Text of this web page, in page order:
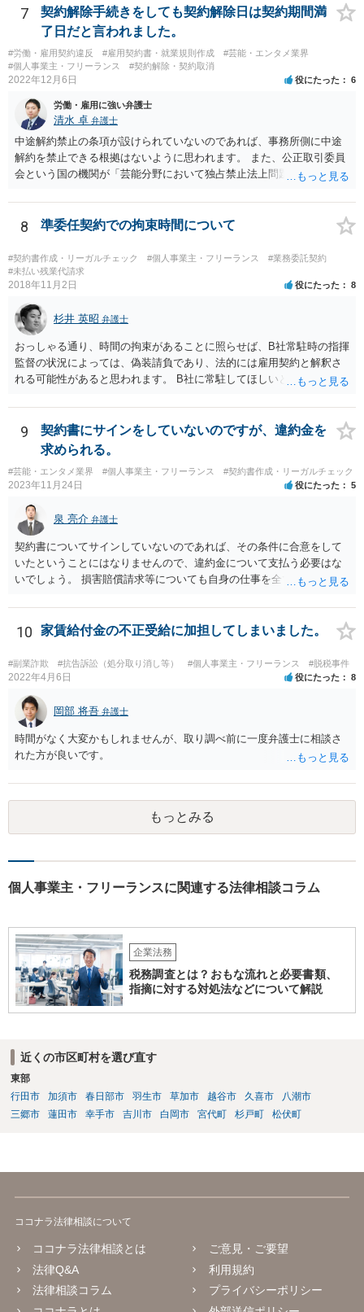
がありますので、正式に弁護士に相談することも検討された方がよい
と思います。
応じないという姿勢をとることができるため、スタッフの方の負担軽
減を図れると思います。 大変な状況かと思いますが、ご参考になりま
したら幸いです。
7
契約解除手続きをしても契約解除日は契約期間満
了日だと言われました。
#労働・雇用契約違反 #雇用契約書・就業規則作成
#芸能・エンタメ業界
#個人事業主・フリーランス
#契約解除・契約取消
2022年12月6日 役にたった 6
労働・雇用に強い弁護士
清水 卓 弁護士
中途解約禁止の条項が設けられていないのであれば、事務所側に中途
解約を禁止できる根拠はないように思われます。 また、公正取引委員
会という国の機関が「芸能分野において独占禁止法上問題となり得る
活動を⾏えない旨の義務を課し，⼜は移籍・独⽴した場合には芸能活
動を妨害する旨⽰唆して，移籍・独⽴を諦めさせること（優越的地位
の濫⽤等）を例示しています。 ライバー事務所にも同様のことが言え
る可能性があり、あなたのケースでも、独占禁止法上問題となり得ま
す。 ただし、「※これら⾏為が実際に独占禁⽌法違反となるかどうか
は，具体的態様に照らして個別に判断されることとなる。例えば，優
越的地位の濫⽤に関して，不当に不利益を与えるか否かは，課される
義務等の内容や期間が⽬的に照らして過⼤であるか，与える不利益の
程度，代償措置の有無やその⽔準，あらかじめ⼗分な協議が⾏われた
か等を考慮の上，個別具体的に判断される」という指摘もなされてい
るので、ご事案に応じ、挙げられている事情を具体的に検討して行く
必要があります。 なお、退所等で事務所側と揉めるようであれば、弁
組」（令和元年９月２５日 公正取引委員会）６頁 https://www.jftc.g
o.jp/houdou/kouenkai/190925kondan_file/siryou2.pdf
8 準委任契約での拘束時間について
#契約書作成・リーガルチェック #個人事業主・フリーランス
#業務委託契約
#未払い残業代請求
2018年11月2日 役にたった 8
杉井 英昭 弁護士
おっしゃる通り、時間の拘束があることに照らせば、B社常駐時の指揮
監督の状況によっては、偽装請負であり、法的には雇用契約と解釈さ
れる可能性があると思われます。 B社に常駐してほしいと先方が求め
ば、折衷的な提案として、「突発的な質問に対応できるように、基本
的には１０時〜１９時はできるだけB社にいるよう努力はします。た
だ、他の仕事もありますので、必ずその条件を守れるとは限りません
し、B社常駐時であっても本件以外の仕事もさせてもらうことになりま
す。」というものが考えられます。 その提案すら断られるようであれ
ば、ちょっと危険な会社だというシグナルと考えるべきでしょう。
9
契約書にサインをしていないのですが、違約金を
求められる。
#芸能・エンタメ業界 #個人事業主・フリーランス #契約書作成・リーガルチェック
2023年11月24日 役にたった 5
泉 亮介 弁護士
契約書についてサインしていないのであれば、その条件に合意をして
いたということにはなりませんので、違約金について支払う必要はな
いでしょう。 損害賠償請求等についても自身の仕事を全て処理してか
10 家賃給付金の不正受給に加担してしまいました。
#副業詐欺 #抗告訴訟（処分取り消し等） #個人事業主・フリーランス #脱税事件
2022年4月6日 役にたった 8
岡部 将吾 弁護士
時間がなく大変かもしれませんが、取り調べ前に一度弁護士に相談さ
れた方が良いです。
もっとみる
個人事業主・フリーランスに関連する法律相談コラム
企業法務
税務調査とは？おもな流れと必要書類、
指摘に対する対処法などについて解説
近くの市区町村を選び直す
東部
行田市
加須市 春日部市 羽生市 草加市 越谷市 久喜市
八潮市
三郷市
蓮田市 幸手市 吉川市 白岡市 宮代町 杉戸町 松伏町
ココナラ法律相談について
ココナラ法律相談とは
法律Q&A
法律相談コラム
ご意見・ご要望
利用規約
プライバシーポリシー